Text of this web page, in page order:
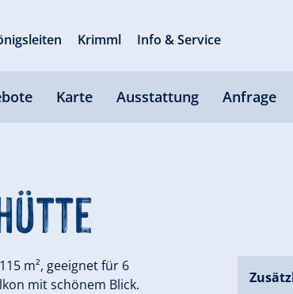
Karte Ausstattung Anfrage
m², geeignet für 6
mit schönem Blick.
Krimml Info & Service